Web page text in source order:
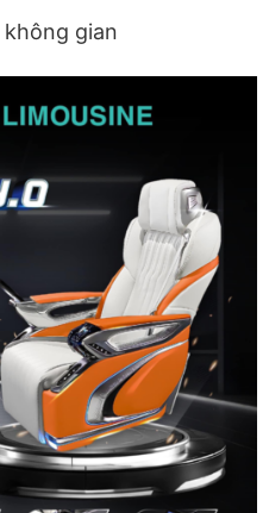
gian